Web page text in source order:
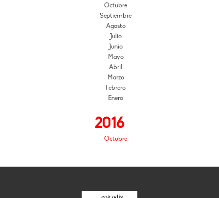
Octubre
Septiembre
Agosto
Julio
Junio
Mayo
Abril
Marzo
Febrero
Enero
2016
Octubre